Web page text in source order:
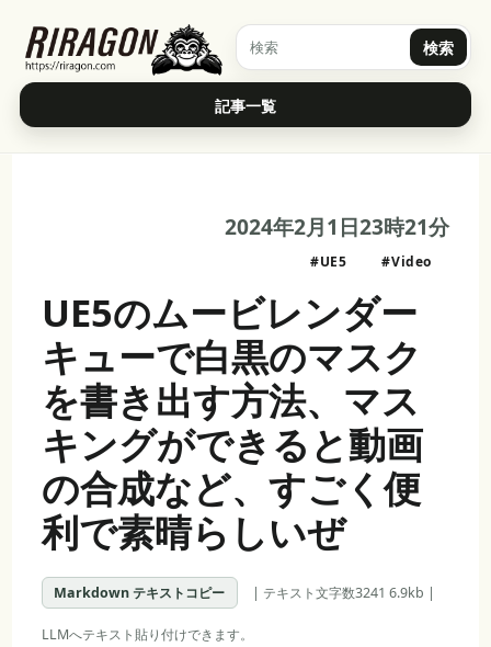
検索
記事一覧
2024年2月1日23時21分
#UE5 #Video
UE5のムービレンダー
キューで白黒のマスク
を書き出す方法、マス
キングができると動画
の合成など、すごく便
利で素晴らしいぜ
Markdown テキストコピー | テキスト文字数3241 6.9kb |
LLMへテキスト貼り付けできます。